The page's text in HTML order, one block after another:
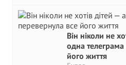
Він ніколи не
одна
його життя